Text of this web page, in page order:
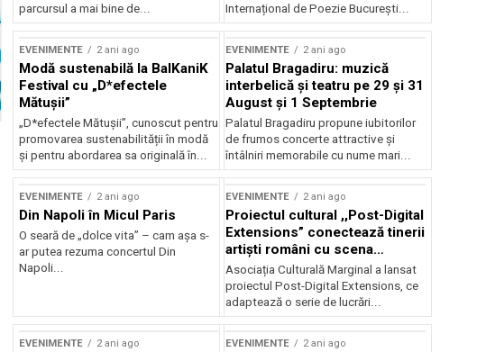
parcursul a mai bine de...
Internațional de Poezie București...
EVENIMENTE 2 ani ago
Modă sustenabilă la BalKaniK
Festival cu „D*efectele
Mătușii”
„D*efectele Mătușii”, cunoscut pentru
promovarea sustenabilității în modă
și pentru abordarea sa originală în...
EVENIMENTE 2 ani ago
Palatul Bragadiru: muzică
interbelică şi teatru pe 29 şi 31
August şi 1 Septembrie
Palatul Bragadiru propune iubitorilor
de frumos concerte attractive şi
întâlniri memorabile cu nume mari...
EVENIMENTE 2 ani ago
Din Napoli în Micul Paris
O seară de „dolce vita” – cam așa s-
ar putea rezuma concertul Din
Napoli...
EVENIMENTE 2 ani ago
Proiectul cultural ,,Post-Digital
Extensions” conectează tinerii
artiști români cu scena
internațională
Asociația Culturală Marginal a lansat
proiectul Post-Digital Extensions, ce
adaptează o serie de lucrări...
EVENIMENTE 2 ani ago EVENIMENTE 2 ani ago